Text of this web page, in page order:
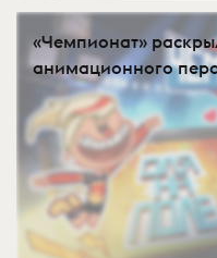
«Чемпионат»
анимационного